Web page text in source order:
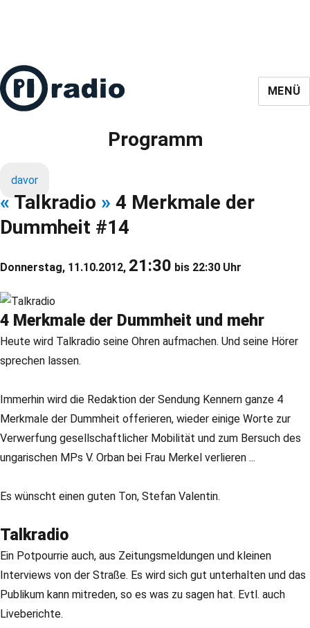
MENÜ
Programm
davor
« Talkradio » 4 Merkmale der
Dummheit #14
Donnerstag, 11.10.2012, 21:30 bis 22:30 Uhr
4 Merkmale der Dummheit und mehr
Heute wird Talkradio seine Ohren aufmachen. Und seine Hörer
sprechen lassen.
Immerhin wird die Redaktion der Sendung Kennern ganze 4
Merkmale der Dummheit offerieren, wieder einige Worte zur
Verwerfung gesellschaftlicher Mobilität und zum Bersuch des
ungarischen MPs V. Orban bei Frau Merkel verlieren ...
Es wünscht einen guten Ton, Stefan Valentin.
Talkradio
Ein Potpourrie auch, aus Zeitungsmeldungen und kleinen
Interviews von der Straße. Es wird sich gut unterhalten und das
Publikum kann mitreden, so es was zu sagen hat. Evtl. auch
Liveberichte.